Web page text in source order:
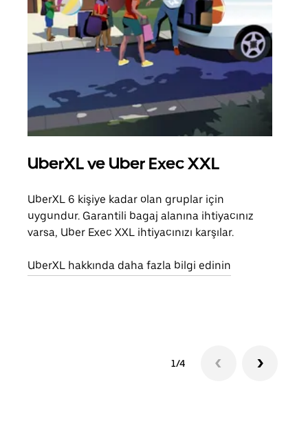
UberXL ve Uber Exec XXL
UberXL 6 kişiye kadar olan gruplar için
uygundur. Garantili bagaj alanına ihtiyacınız
varsa, Uber Exec XXL ihtiyacınızı karşılar.
UberXL hakkında daha fazla bilgi edinin
1/4